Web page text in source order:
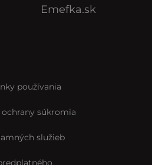
Emefka.sk
používania
súkromia
služieb